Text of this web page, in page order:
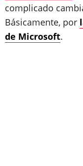
complicado
Básicamente, por
de Microsoft.